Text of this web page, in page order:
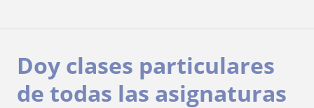
Doy clases particulares
de todas las asignaturas